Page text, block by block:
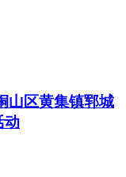
区黄集镇郓城
动